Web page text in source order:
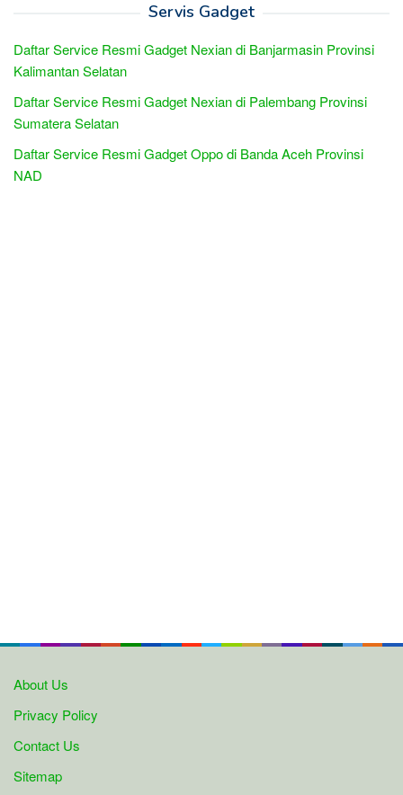
Servis Gadget
Daftar Service Resmi Gadget Nexian di Banjarmasin Provinsi
Kalimantan Selatan
Daftar Service Resmi Gadget Nexian di Palembang Provinsi
Sumatera Selatan
Daftar Service Resmi Gadget Oppo di Banda Aceh Provinsi
NAD
About Us
Privacy Policy
Contact Us
Sitemap